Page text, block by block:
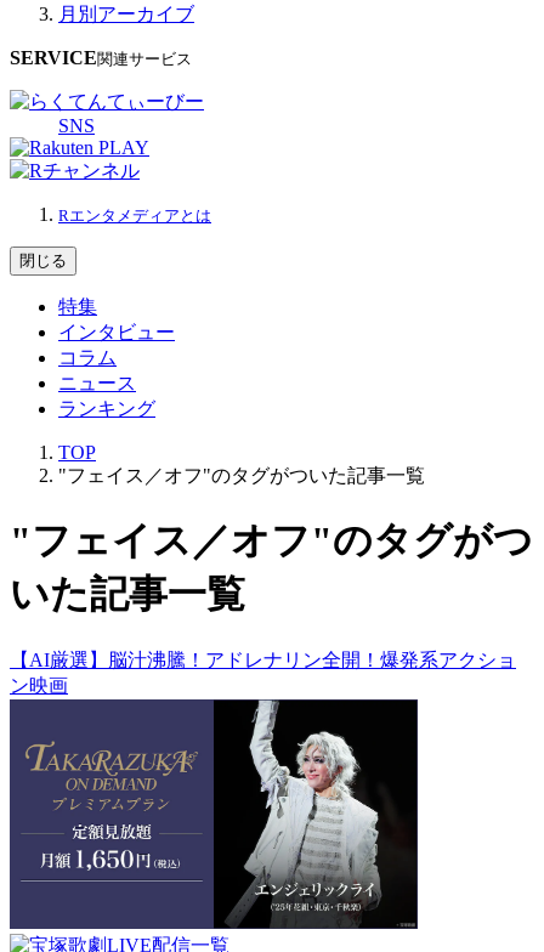
月別アーカイブ
SERVICE関連サービス
SNS
Rエンタメディアとは
閉じる
特集
インタビュー
コラム
ニュース
ランキング
TOP
"フェイス／オフ"のタグがついた記事一覧
"フェイス／オフ"のタグがつ
いた記事一覧
【AI厳選】脳汁沸騰！アドレナリン全開！爆発系アクショ
ン映画